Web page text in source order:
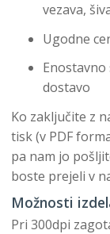
vezava,
Ugodne
dostavo
Ko zaključite z
tisk (v PDF
pa nam jo
boste prejeli v
Možnosti
Pri 300dpi